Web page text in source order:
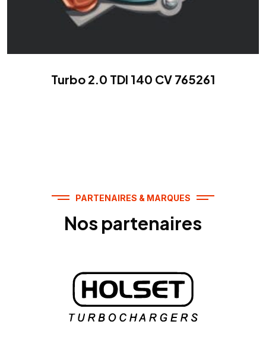
Turbo 2.0 TDI 140 CV 765261
PARTENAIRES & MARQUES
Nos partenaires